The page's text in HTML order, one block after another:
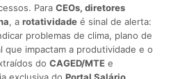
Para CEOs, diretores
, a rotatividade é sinal de alerta:
problemas de clima, plano de
que impactam a produtividade e o
do CAGED/MTE e
exclusiva do Portal Salário,